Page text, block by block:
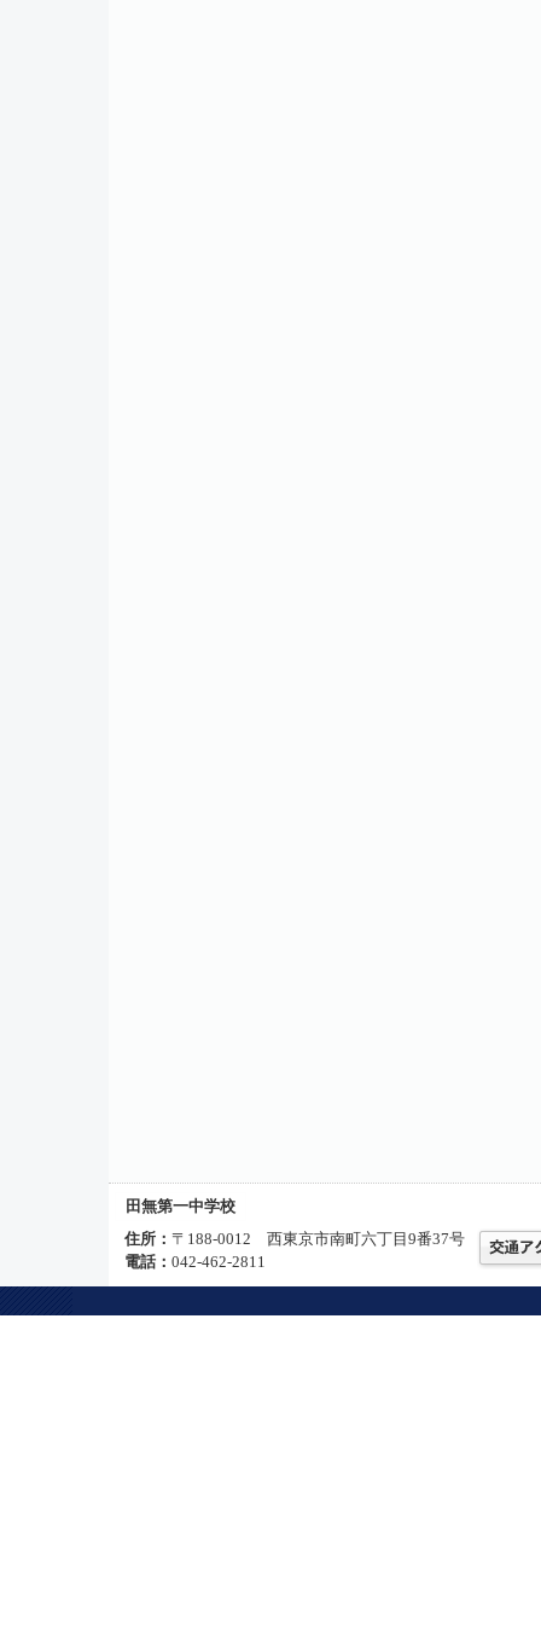
田無第一中学校
住所： 〒188-0012 西東京市南町六丁目9番37号
電話： 042-462-2811